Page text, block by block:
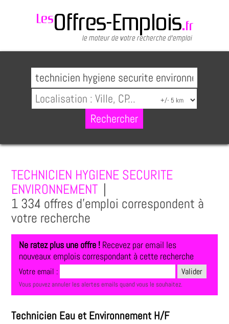
TECHNICIEN HYGIENE SECURITE
ENVIRONNEMENT
1 334 offres d'emploi correspondent à
votre recherche
Ne ratez plus une offre ! Recevez par email les
nouveaux emplois correspondant à cette recherche
Votre email :
Vous pouvez annuler les alertes emails quand vous le souhaitez.
Technicien Eau et Environnement H/F